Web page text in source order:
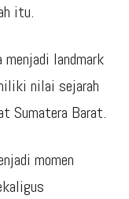
itu.
menjadi landmark
nilai sejarah
Sumatera Barat.
momen